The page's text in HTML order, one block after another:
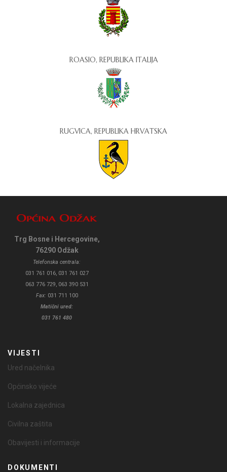
ROASIO, REPUBLIKA ITALIJA
RUGVICA, REPUBLIKA HRVATSKA
Trg Bosne i Hercegovine,
76290 Odžak
Telefonska centrala:
031 761 016, 031 761 027
063 776 729, 063 390 531
Fax: 031 711 100
Matični ured:
031 761 480
VIJESTI
Ured načelnika
Općinsko vijeće
Lokalna zajednica
Civilna zaštita
Obavijesti i informacije
DOKUMENTI